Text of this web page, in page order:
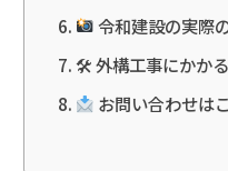
令和建設の実際
🛠 外構工事にかか
お問い合わせは